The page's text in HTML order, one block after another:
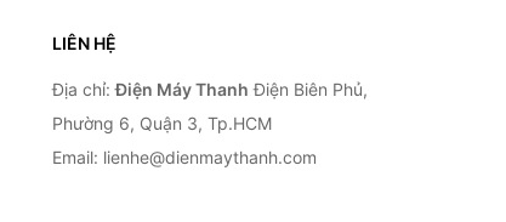
LIÊN HỆ
Địa chỉ:Điện Máy Thanh Điện Biên Phủ,
Phường 6, Quận 3, Tp.HCM
Email: lienhe@dienmaythanh.com